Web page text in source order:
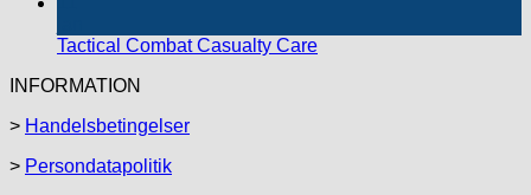
Tactical Combat Casualty Care
INFORMATION
> Handelsbetingelser
> Persondatapolitik